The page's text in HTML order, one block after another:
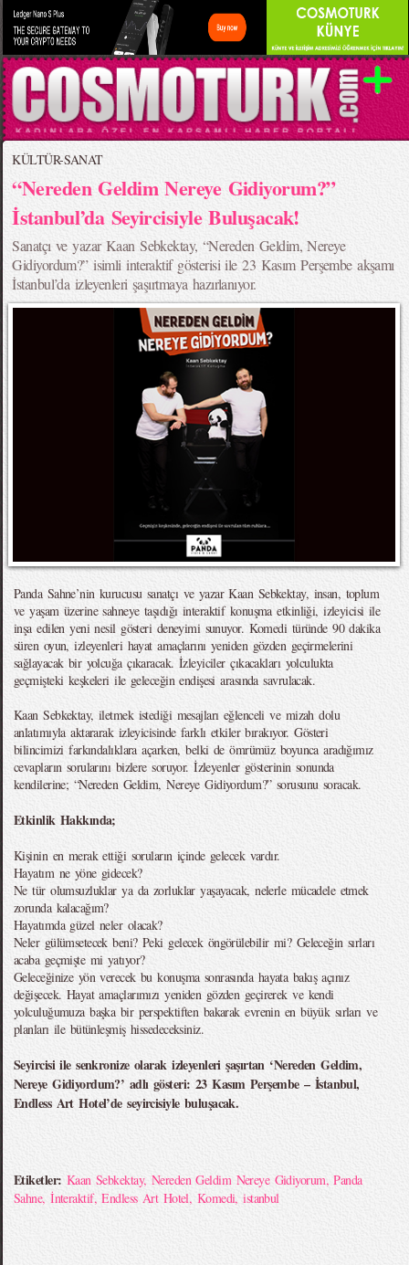
KÜLTÜR-SANAT
“Nereden Geldim Nereye Gidiyorum?”
İstanbul’da Seyircisiyle Buluşacak!
Sanatçı ve yazar Kaan Sebkektay, “Nereden Geldim, Nereye
Gidiyordum?” isimli interaktif gösterisi ile 23 Kasım Perşembe akşamı
İstanbul’da izleyenleri şaşırtmaya hazırlanıyor.
Panda Sahne’nin kurucusu sanatçı ve yazar Kaan Sebkektay, insan, toplum
ve yaşam üzerine sahneye taşıdığı interaktif konuşma etkinliği, izleyicisi ile
inşa edilen yeni nesil gösteri deneyimi sunuyor. Komedi türünde 90 dakika
süren oyun, izleyenleri hayat amaçlarını yeniden gözden geçirmelerini
sağlayacak bir yolcuğa çıkaracak. İzleyiciler çıkacakları yolculukta
geçmişteki keşkeleri ile geleceğin endişesi arasında savrulacak.
Kaan Sebkektay, iletmek istediği mesajları eğlenceli ve mizah dolu
anlatımıyla aktararak izleyicisinde farklı etkiler bırakıyor. Gösteri
bilincimizi farkındalıklara açarken, belki de ömrümüz boyunca aradığımız
cevapların sorularını bizlere soruyor. İzleyenler gösterinin sonunda
kendilerine; “Nereden Geldim, Nereye Gidiyordum?” sorusunu soracak.
Etkinlik Hakkında;
Kişinin en merak ettiği soruların içinde gelecek vardır.
Hayatım ne yöne gidecek?
Ne tür olumsuzluklar ya da zorluklar yaşayacak, nelerle mücadele etmek
zorunda kalacağım?
Hayatımda güzel neler olacak?
Neler gülümsetecek beni? Peki gelecek öngörülebilir mi? Geleceğin sırları
acaba geçmişte mi yatıyor?
Geleceğinize yön verecek bu konuşma sonrasında hayata bakış açınız
değişecek. Hayat amaçlarımızı yeniden gözden geçirerek ve kendi
yolculuğumuza başka bir perspektiften bakarak evrenin en büyük sırları ve
planları ile bütünleşmiş hissedeceksiniz.
Seyircisi ile senkronize olarak izleyenleri şaşırtan ‘Nereden Geldim,
Nereye Gidiyordum?’ adlı gösteri: 23 Kasım Perşembe – İstanbul,
Endless Art Hotel’de seyircisiyle buluşacak.
Etiketler: Kaan Sebkektay, Nereden Geldim Nereye Gidiyorum,Panda
Sahne,İnteraktif,Endless Art Hotel, Komedi,istanbul